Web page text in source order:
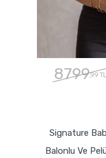
8799,99 TL
Signature
Balonlu Ve